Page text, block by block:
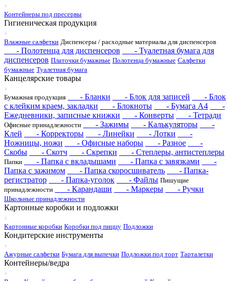
Контейнеры под пресервы
Гигиеническая продукция
Влажные салфетки Диспенсеры / расходные материалы для диспенсеров
- Полотенца для диспенсеров
- Туалетная бумага для
диспенсеров Платочки бумажные Полотенца бумажные Салфетки
бумажные Туалетная бумага
Канцелярские товары
Бумажная продукция - Бланки - Блок для записей
- Блок
с клейким краем, закладки
- Блокноты - Бумага А4
-
Ежедневники, записные книжки
- Конверты - Тетради
Офисные принадлежности - Зажимы - Калькуляторы
-
Клей
- Корректоры - Линейки - Лотки
-
Ножницы, ножи
- Офисные наборы - Разное
-
Скобы
- Скотч - Скрепки - Степлеры, антистеплеры
Папки - Папка с вкладышами - Папка с завязками
-
Папка с зажимом
- Папка скоросшиватель
- Папка-
регистратор
- Папка-уголок - Файлы Пишущие
принадлежности
- Карандаши - Маркеры - Ручки
Школьные принадлежности
Картонные коробки и подложки
Картонные коробки Коробки под пиццу Подложки
Кондитерские инструменты
Ажурные салфетки Бумага для выпечки Подложки под торт Тарталетки
Контейнеры/ведра